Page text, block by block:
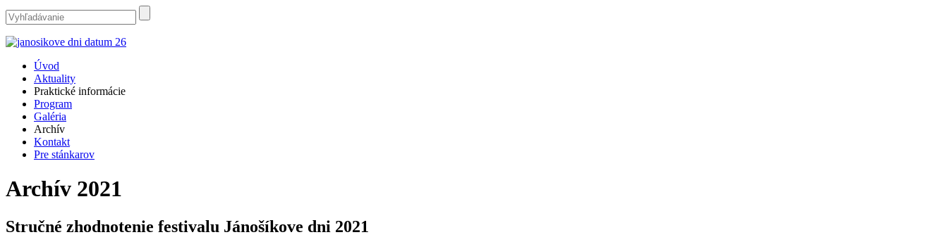
Úvod
Aktuality
Praktické informácie
Program
Galéria
Archív
Kontakt
Pre stánkarov
Archív 2021
Stručné zhodnotenie festivalu Jánošíkove dni 2021